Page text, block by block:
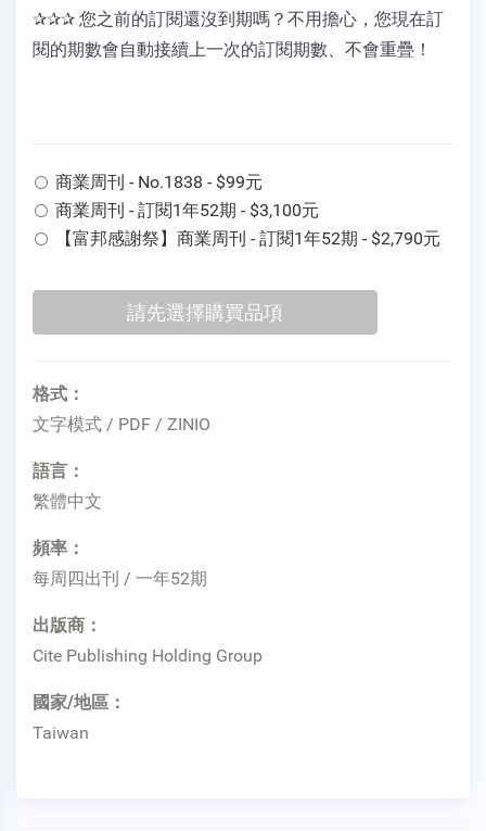
✰✰✰ 您之前的訂閱還沒到期嗎？不用擔心，您現在訂
閱的期數會自動接續上一次的訂閱期數、不會重疊！
商業周刊 - No.1838 - $99元
商業周刊 - 訂閱1年52期 - $3,100元
【富邦感謝祭】商業周刊 - 訂閱1年52期 - $2,790元
格式：
文字模式 / PDF / ZINIO
語言：
繁體中文
頻率：
每周四出刊 / 一年52期
出版商：
Cite Publishing Holding Group
國家/地區：
Taiwan